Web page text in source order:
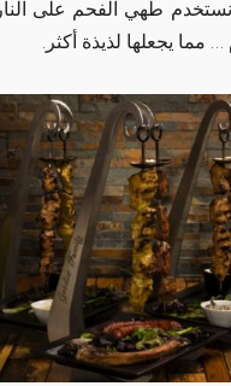
نستخدم طهي الفحم على
مما يجعلها لذيذة أكثر.